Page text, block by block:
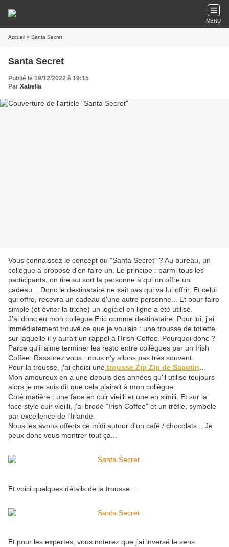
MENU
Accueil » Santa Secret
Santa Secret
Publié le 19/12/2022 à 19:15
Par Xabella
Vous connaissez le concept du "Santa Secret" ? Au bureau, un
collègue a proposé d'en faire un. Le principe : parmi tous les
participants, on tire au sort la personne à qui on offre un
cadeau... Donc le destinataire ne sait pas qui va lui offrir. Et celui
qui offre, recevra un cadeau d'une autre personne... Et pour faire
simple (et éviter la triche) un logiciel en ligne a été utilisé.
J'ai donc eu mon collègue Eric comme destinataire. Pour lui, j'ai
immédiatement trouvé ce que je voulais : une trousse de toilette
sur laquelle il y aurait un rappel à l'Irish Coffee. Pourquoi donc ?
Parce qu'il aime terminer les resto entre collègues par un Irish
Coffee. Rassurez vous : nous n'y allons pas très souvent.
Pour la trousse, j'ai choisi une trousse Zip Zip de Sacotin
Mon amoureux en a une depuis des années qu'il utilise toujours
alors je me suis dit que cela plairait à mon collègue.
Coté matière : une face en cuir vieilli et une en simili. Et sur la
face style cuir vieilli, j'ai brodé "Irish Coffee" et un trèfle, symbole
par excellence de l'Irlande.
Nous les avons offerts ce midi autour d'un café / chocolats... Je
peux donc vous montrer tout ça...
Et voici quelques détails de la trousse...
Et pour les expertes, vous noterez que j'ai inversé le sens